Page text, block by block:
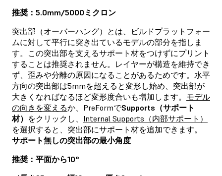
推奨：5.0mm/5000ミクロン
突出部（オーバーハング）とは、ビルドプラットフォー
ムに対して平行に突き出ているモデルの部分を指しま
す。この突出部を支えるサポート材をつけずにプリント
することは推奨されません。レイヤーが構造を維持でき
ず、歪みや分離の原因になることがあるためです。水平
方向の突出部は5mmを超えると変形し始め、突出部が
大きくなればなるほど変形度合いも増加します。 モデル
の向きを変えるか、PreFormでSupports（サポート
材） をクリックし、 Internal Supports（内部サポート）
を選択すると、突出部にサポート材を追加できます。
サポート無しの突出部の最小角度
推奨：平面から10°